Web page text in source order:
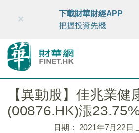
財華智庫網 FINTV FINMETA
×
下載財華財經APP
把握投資先機
【異動股】佳兆業健
(00876.HK)漲23.75%
日期： 2021年7月22日